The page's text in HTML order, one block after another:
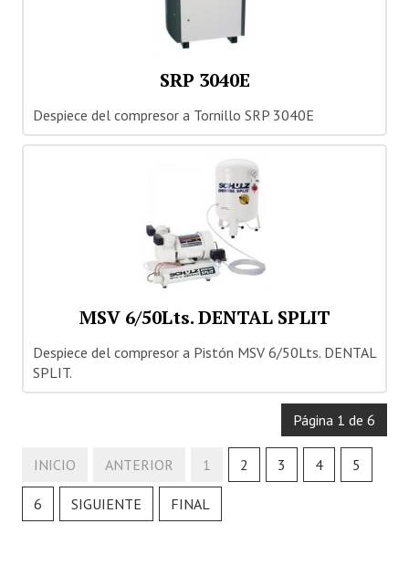
SRP 3040E
Despiece del compresor a Tornillo SRP 3040E
MSV 6/50Lts. DENTAL SPLIT
Despiece del compresor a Pistón MSV 6/50Lts. DENTAL
SPLIT.
Página 1 de 6
INICIO ANTERIOR 1 2 3 4 5
6 SIGUIENTE FINAL